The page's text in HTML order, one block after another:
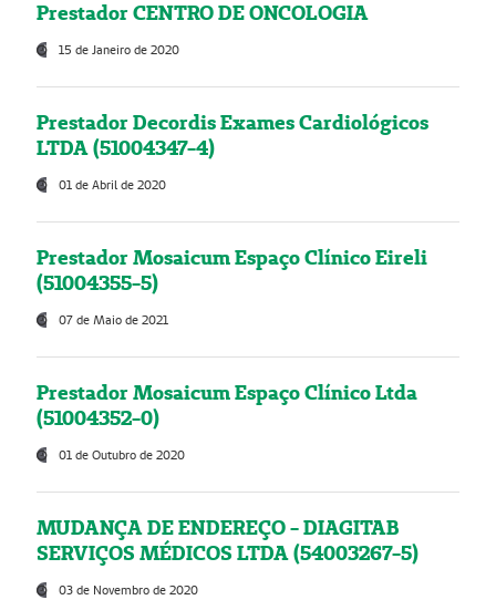
Prestador CENTRO DE ONCOLOGIA
15 de Janeiro de 2020
Prestador Decordis Exames Cardiológicos
LTDA (51004347-4)
01 de Abril de 2020
Prestador Mosaicum Espaço Clínico Eireli
(51004355-5)
07 de Maio de 2021
Prestador Mosaicum Espaço Clínico Ltda
(51004352-0)
01 de Outubro de 2020
MUDANÇA DE ENDEREÇO - DIAGITAB
SERVIÇOS MÉDICOS LTDA (54003267-5)
03 de Novembro de 2020